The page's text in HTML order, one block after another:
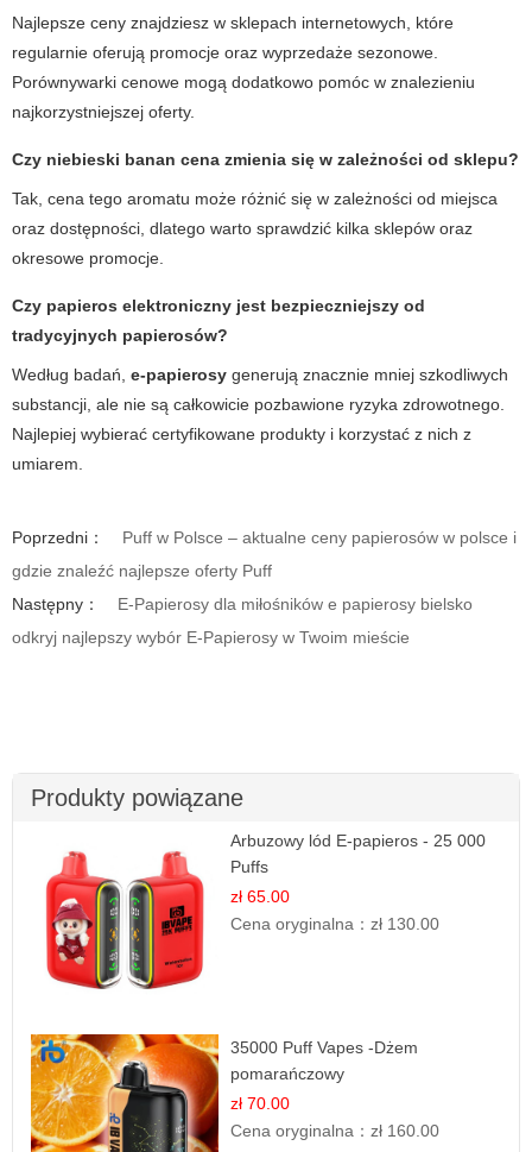
Najlepsze ceny znajdziesz w sklepach internetowych, które
regularnie oferują promocje oraz wyprzedaże sezonowe.
Porównywarki cenowe mogą dodatkowo pomóc w znalezieniu
najkorzystniejszej oferty.
Czy niebieski banan cena zmienia się w zależności od sklepu?
Tak, cena tego aromatu może różnić się w zależności od miejsca
oraz dostępności, dlatego warto sprawdzić kilka sklepów oraz
okresowe promocje.
Czy papieros elektroniczny jest bezpieczniejszy od
tradycyjnych papierosów?
Według badań, e-papierosy generują znacznie mniej szkodliwych
substancji, ale nie są całkowicie pozbawione ryzyka zdrowotnego.
Najlepiej wybierać certyfikowane produkty i korzystać z nich z
umiarem.
Poprzedni：
Puff w Polsce – aktualne ceny papierosów w polsce i
gdzie znaleźć najlepsze oferty Puff
Następny：
E-Papierosy dla miłośników e papierosy bielsko
odkryj najlepszy wybór E-Papierosy w Twoim mieście
Produkty powiązane
Arbuzowy lód E-papieros - 25 000
Puffs
zł 65.00
Cena oryginalna：zł 130.00
35000 Puff Vapes -Dżem
pomarańczowy
zł 70.00
Cena oryginalna：zł 160.00